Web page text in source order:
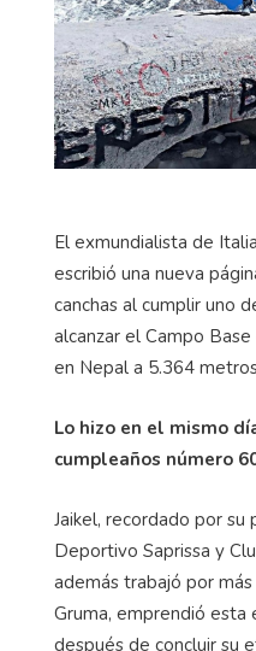
El exmundialista de
escribió una nueva
canchas al cumplir uno
alcanzar el Campo
en Nepal a 5.364
Lo hizo en el mismo
cumpleaños número
Jaikel, recordado por su
Deportivo Saprissa y
además trabajó por
Gruma, emprendió esta
después de concluir su